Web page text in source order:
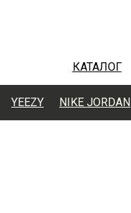
КАТАЛОГ
YEEZY NIKE JORDAN